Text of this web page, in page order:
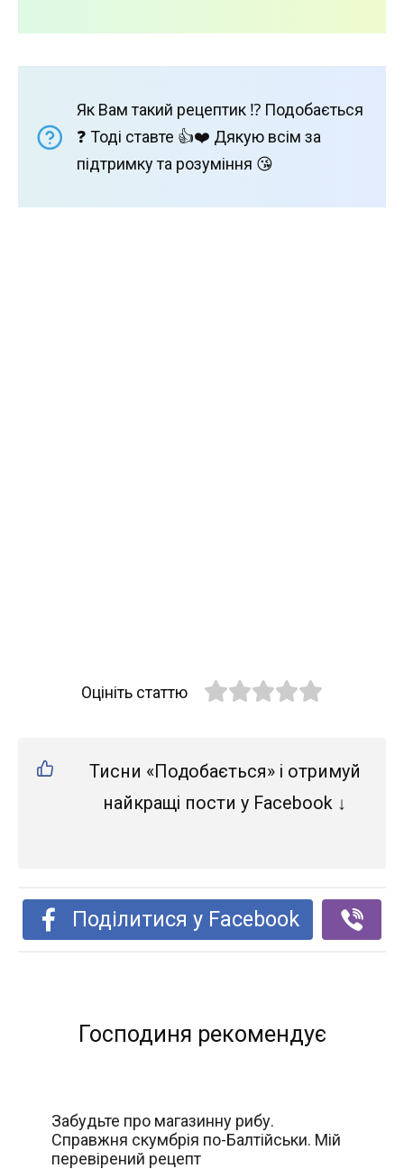
Як Вам такий рецептик ⁉️ Подобається
❓ Тоді ставте 👍❤️ Дякую всім за
підтримку та розуміння 😘
Оцініть статтю
Тисни «Подобається» і отримуй
найкращі пости у Facebook ↓
Поділитися у Facebook
Господиня рекомендує
Забудьте про магазинну рибу.
Справжня скумбрія по-Балтійськи. Мій
перевірений рецепт